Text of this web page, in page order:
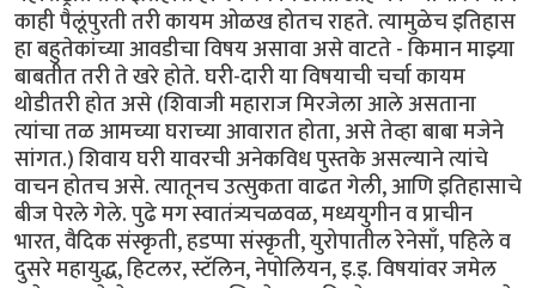
काही पैलूंपुरती तरी कायम ओळख होतच राहते. त्यामुळेच इतिहास
हा बहुतेकांच्या आवडीचा विषय असावा असे वाटते - किमान माझ्या
बाबतीत तरी ते खरे होते. घरी-दारी या विषयाची चर्चा कायम
थोडीतरी होत असे (शिवाजी महाराज मिरजेला आले असताना
त्यांचा तळ आमच्या घराच्या आवारात होता, असे तेव्हा बाबा मजेने
सांगत.) शिवाय घरी यावरची अनेकविध पुस्तके असल्याने त्यांचे
वाचन होतच असे. त्यातूनच उत्सुकता वाढत गेली, आणि इतिहासाचे
बीज पेरले गेले. पुढे मग स्वातंत्र्यचळवळ, मध्ययुगीन व प्राचीन
भारत, वैदिक संस्कृती, हडप्पा संस्कृती, युरोपातील रेनेसाँ, पहिले व
दुसरे महायुद्ध, हिटलर, स्टॅलिन, नेपोलियन, इ.इ. विषयांवर जमेल